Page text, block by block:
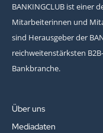
BANKINGCLUB ist einer
Mitarbeiterinnen und
sind Herausgeber der
reichweitenstärksten
Bankbranche.
Über uns
Mediadaten